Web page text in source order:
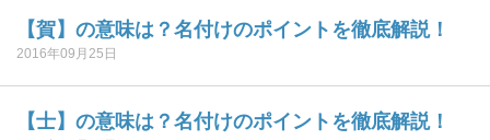
【賀】の意味は？名付けのポイントを徹底解説！
2016年09月25日
【士】の意味は？名付けのポイントを徹底解説！